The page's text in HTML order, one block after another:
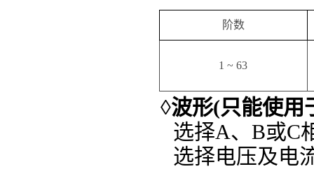
阶数
1 ~ 63
◊波形(只能使用
选择A、 B或C
选择电压及电